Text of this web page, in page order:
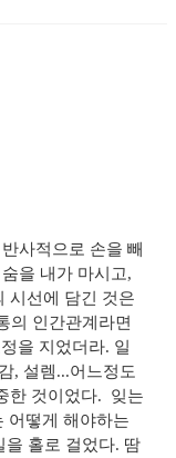
사적으로 손을 빼
을 내가 마시고,
시선에 담긴 것은
의 인간관계라면
을 지었더라. 일
, 설렘...어느정도
한 것이었다. ​ ​잊는
어떻게 해야하는
을 홀로 걸었다. 땀